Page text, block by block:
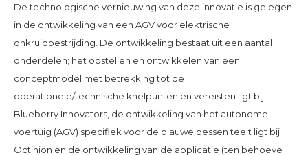
De technologische vernieuwing van deze innovatie is gelegen
in de ontwikkeling van een AGV voor elektrische
onkruidbestrijding. De ontwikkeling bestaat uit een aantal
onderdelen; het opstellen en ontwikkelen van een
conceptmodel met betrekking tot de
operationele/technische knelpunten en vereisten ligt bij
Blueberry Innovators, de ontwikkeling van het autonome
voertuig (AGV) specifiek voor de blauwe bessen teelt ligt bij
Octinion en de ontwikkeling van de applicatie (ten behoeve